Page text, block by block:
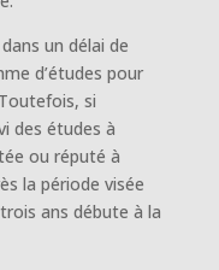
un délai de
d’études pour
si
des études à
ou réputé à
la période visée
ans débute à la